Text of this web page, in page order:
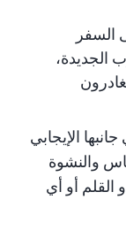
السفر
الجديدة،
الإيجابي
والنشوة
القلم أو أي